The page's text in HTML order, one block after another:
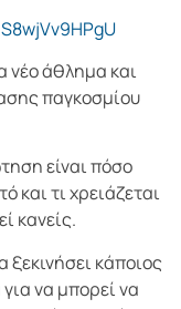
νέο άθλημα και
παγκοσμίου
είναι πόσο
και τι χρειάζεται
κανείς.
ξεκινήσει κάποιος
να μπορεί να